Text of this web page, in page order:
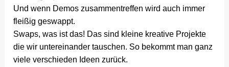
Und wenn Demos zusammentreffen wird auch immer
fleißig geswappt.
Swaps, was ist das! Das sind kleine kreative Projekte
die wir untereinander tauschen. So bekommt man ganz
viele verschieden Ideen zurück.